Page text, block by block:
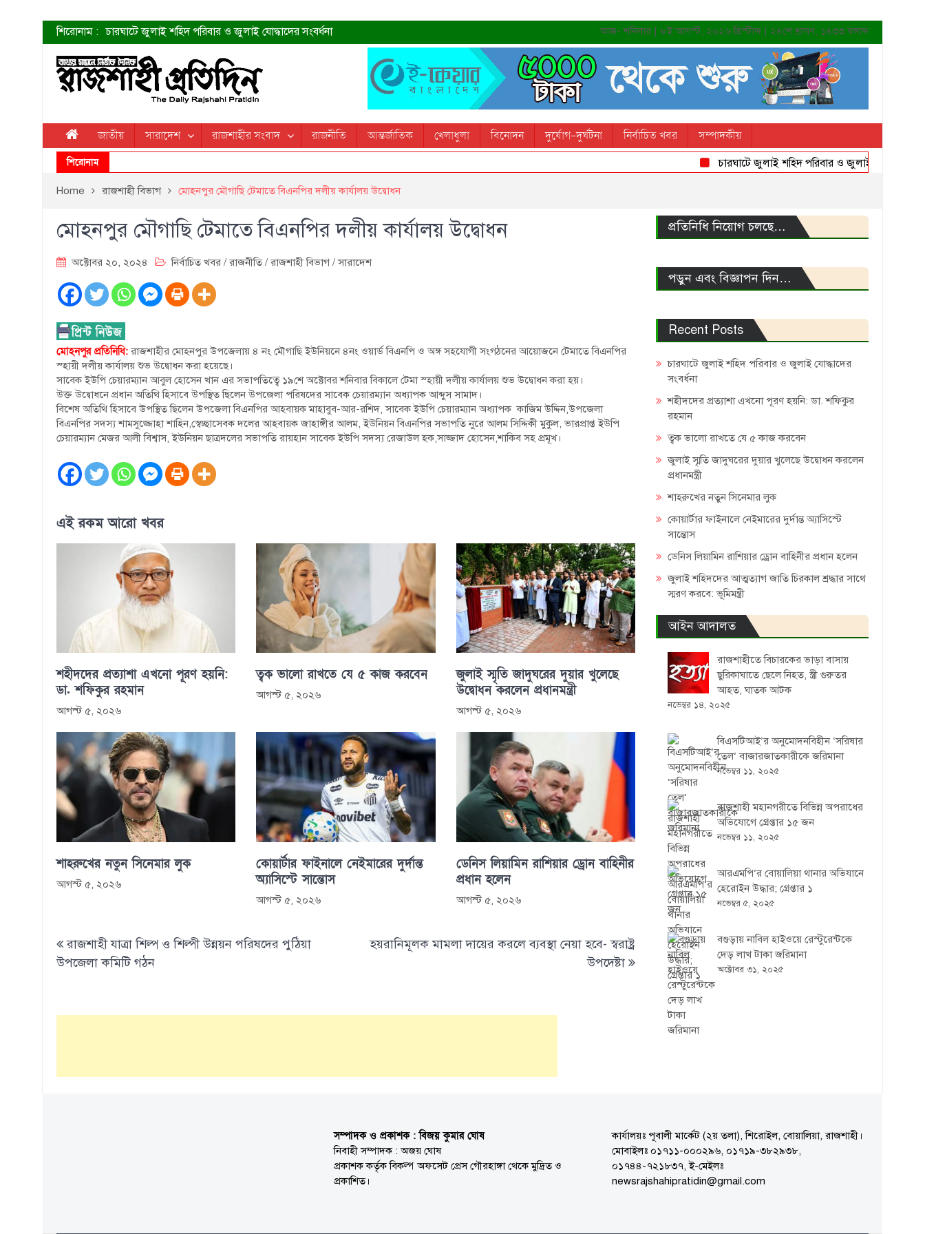
শিরোনাম : চারঘাটে জুলাই শহিদ পরিবার ও জুলাই যোদ্ধাদের সংবর্ধনা
শহীদদের প্রত্যাশা এখনো পূরণ হয়নি: ডা. শফিকুর রহমান
ত্বক ভালো রাখতে যে ৫ কাজ করবেন
জুলাই স্মৃতি জাদুঘরের দুয়ার খুলেছে উদ্বোধন করলেন প্রধানমন্ত্রী
শাহরুখের নতুন সিনেমার লুক
কোয়ার্টার ফাইনালে নেইমারের দুর্দান্ত অ্যাসিস্টে সান্তোস
ডেনিস লিয়ামিন রাশিয়ার ড্রোন বাহিনীর প্রধান হলেন
জুলাই শহিদদের আত্মত্যাগ জাতি চিরকাল শ্রদ্ধার সাথে স্মরণ করবে: ভূমিমন্ত্রী
আজ- শনিবার | ৮ই আগস্ট, ২০২৬ খ্রিস্টাব্দ | ২৪শে শ্রাবণ, ১৪৩৩ বঙ্গাব্দ
জাতীয় সারাদেশ রাজশাহীর সংবাদ রাজনীতি আন্তর্জাতিক খেলাধুলা বিনোদন দুর্যোগ-দুর্ঘটনা নির্বাচিত খবর সম্পাদকীয়
শিরোনাম চারঘাটে জুলাই শহিদ পরিবার ও জুলাই যোদ্ধাদের
Home রাজশাহী বিভাগ মোহনপুর মৌগাছি টেমাতে বিএনপির দলীয় কার্যালয় উদ্বোধন
মোহনপুর মৌগাছি টেমাতে বিএনপির দলীয় কার্যালয় উদ্বোধন
অক্টোবর ২০, ২০২৪ নির্বাচিত খবর /রাজনীতি /রাজশাহী বিভাগ/সারাদেশ
মোহনপুর প্রতিনিধি: রাজশাহীর মোহনপুর উপজেলায় ৪ নং মৌগাছি ইউনিয়নে ৪নং ওয়ার্ড বিএনপি ও অঙ্গ সহযোগী সংগঠনের আয়োজনে টেমাতে বিএনপির
স্হায়ী দলীয় কার্যালয় শুভ উদ্বোধন করা হয়েছে।
সাবেক ইউপি চেয়ারম্যান আবুল হোসেন খান এর সভাপতিত্বে ১৯শে অক্টোবর শনিবার বিকালে টেমা স্হায়ী দলীয় কার্যালয় শুভ উদ্বোধন করা হয়।
উক্ত উদ্বোধনে প্রধান অতিথি হিসাবে উপস্থিত ছিলেন উপজেলা পরিষদের সাবেক চেয়ারম্যান অধ্যাপক আব্দুস সামাদ।
বিশেষ অতিথি হিসাবে উপস্থিত ছিলেন উপজেলা বিএনপির আহবায়ক মাহাবুব-আর-রশিদ, সাবেক ইউপি চেয়ারম্যান অধ্যাপক কাজিম উদ্দিন,উপজেলা
বিএনপির সদস্য শামসুজ্জোহা শাহিন,স্বেচ্ছাসেবক দলের আহবায়ক জাহাঙ্গীর আলম, ইউনিয়ন বিএনপির সভাপতি নুরে আলম সিদ্দিকী মুকুল, ভারপ্রাপ্ত ইউপি
চেয়ারম্যান মেজর আলী বিশ্বাস, ইউনিয়ন ছাত্রদলের সভাপতি রায়হান সাবেক ইউপি সদস্য রেজাউল হক,সাজ্জাদ হোসেন,শাকিব সহ প্রমূখ।
এই রকম আরো খবর
শহীদদের প্রত্যাশা এখনো পূরণ হয়নি:
ডা. শফিকুর রহমান
আগস্ট ৫, ২০২৬
ত্বক ভালো রাখতে যে ৫ কাজ করবেন
আগস্ট ৫, ২০২৬
জুলাই স্মৃতি জাদুঘরের দুয়ার খুলেছে
উদ্বোধন করলেন প্রধানমন্ত্রী
আগস্ট ৫, ২০২৬
শাহরুখের নতুন সিনেমার লুক
আগস্ট ৫, ২০২৬
কোয়ার্টার ফাইনালে নেইমারের দুর্দান্ত
অ্যাসিস্টে সান্তোস
আগস্ট ৫, ২০২৬
ডেনিস লিয়ামিন রাশিয়ার ড্রোন বাহিনীর
প্রধান হলেন
আগস্ট ৫, ২০২৬
navigation
রাজশাহী যাত্রা শিল্প ও শিল্পী উন্নয়ন পরিষদের পুঠিয়া
উপজেলা কমিটি গঠন
হয়রানিমূলক মামলা দায়ের করলে ব্যবস্থা নেয়া হবে- স্বরাষ্ট্র
উপদেষ্টা
প্রতিনিধি নিয়োগ চলছে…
পড়ুন এবং বিজ্ঞাপন দিন…
Recent Posts
চারঘাটে জুলাই শহিদ পরিবার ও জুলাই যোদ্ধাদের
সংবর্ধনা
শহীদদের প্রত্যাশা এখনো পূরণ হয়নি: ডা. শফিকুর
রহমান
ত্বক ভালো রাখতে যে ৫ কাজ করবেন
জুলাই স্মৃতি জাদুঘরের দুয়ার খুলেছে উদ্বোধন করলেন
প্রধানমন্ত্রী
শাহরুখের নতুন সিনেমার লুক
কোয়ার্টার ফাইনালে নেইমারের দুর্দান্ত অ্যাসিস্টে
সান্তোস
ডেনিস লিয়ামিন রাশিয়ার ড্রোন বাহিনীর প্রধান হলেন
জুলাই শহিদদের আত্মত্যাগ জাতি চিরকাল শ্রদ্ধার সাথে
স্মরণ করবে: ভূমিমন্ত্রী
আইন আদালত
রাজশাহীতে বিচারকের ভাড়া বাসায়
ছুরিকাঘাতে ছেলে নিহত, স্ত্রী গুরুতর
আহত, ঘাতক আটক
নভেম্বর ১৪, ২০২৫
বিএসটিআই’র অনুমোদনবিহীন ‘সরিষার
তেল’ বাজারজাতকারীকে জরিমানা
নভেম্বর ১১, ২০২৫
রাজশাহী মহানগরীতে বিভিন্ন অপরাধের
অভিযোগে গ্রেপ্তার ১৫ জন
নভেম্বর ১১, ২০২৫
আরএমপি’র বোয়ালিয়া থানার অভিযানে
হেরোইন উদ্ধার; গ্রেপ্তার ১
নভেম্বর ৫, ২০২৫
বগুড়ায় নাবিল হাইওয়ে রেস্টুরেন্টকে
দেড় লাখ টাকা জরিমানা
অক্টোবর ৩১, ২০২৫
সম্পাদক ও প্রকাশক : বিজয় কুমার ঘোষ
নিবাহী সম্পাদক : অজয় ঘোষ
প্রকাশক কর্তৃক বিকল্প অফসেট প্রেস গৌরহাঙ্গা থেকে মুদ্রিত ও
প্রকাশিত।
কার্যালয়ঃ পূবালী মার্কেট (২য় তলা), শিরোইল, বোয়ালিয়া, রাজশাহী।
মোবাইলঃ ০১৭১১-০০০২৯৬, ০১৭১৯-৩৮২৯৩৮,
০১৭৪৪-৭২১৮৩৭, ই-মেইলঃ
newsrajshahipratidin@gmail.com